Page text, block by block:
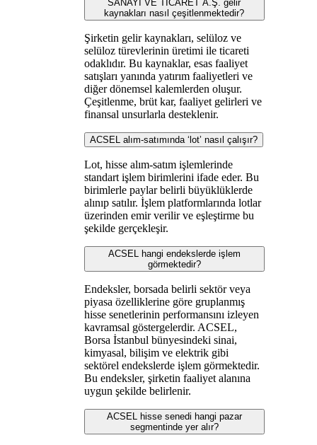
SANAYİ VE TİCARET A.Ş. gelir
kaynakları nasıl çeşitlenmektedir?
Şirketin gelir kaynakları, selüloz ve
selüloz türevlerinin üretimi ile ticareti
odaklıdır. Bu kaynaklar, esas faaliyet
satışları yanında yatırım faaliyetleri ve
diğer dönemsel kalemlerden oluşur.
Çeşitlenme, brüt kar, faaliyet gelirleri ve
finansal unsurlarla desteklenir.
ACSEL alım-satımında ‘lot’ nasıl çalışır?
Lot, hisse alım-satım işlemlerinde
standart işlem birimlerini ifade eder. Bu
birimlerle paylar belirli büyüklüklerde
alınıp satılır. İşlem platformlarında lotlar
üzerinden emir verilir ve eşleştirme bu
şekilde gerçekleşir.
ACSEL hangi endekslerde işlem
görmektedir?
Endeksler, borsada belirli sektör veya
piyasa özelliklerine göre gruplanmış
hisse senetlerinin performansını izleyen
kavramsal göstergelerdir. ACSEL,
Borsa İstanbul bünyesindeki sinai,
kimyasal, bilişim ve elektrik gibi
sektörel endekslerde işlem görmektedir.
Bu endeksler, şirketin faaliyet alanına
uygun şekilde belirlenir.
ACSEL hisse senedi hangi pazar
segmentinde yer alır?